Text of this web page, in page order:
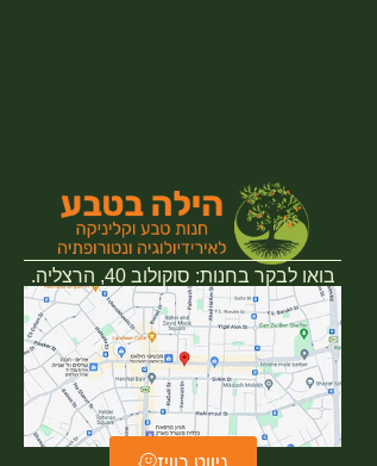
בואו לבקר בחנות: סוקולוב 40, הרצליה.